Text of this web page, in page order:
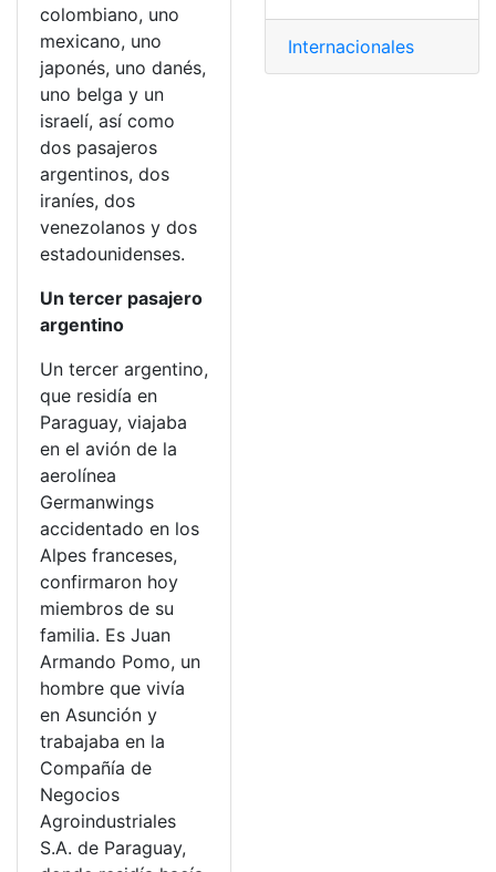
colombiano, uno
mexicano, uno
japonés, uno danés,
uno belga y un
israelí, así como
dos pasajeros
argentinos, dos
iraníes, dos
venezolanos y dos
estadounidenses.
Un tercer pasajero
argentino
Un tercer argentino,
que residía en
Paraguay, viajaba
en el avión de la
aerolínea
Germanwings
accidentado en los
Alpes franceses,
confirmaron hoy
miembros de su
familia. Es Juan
Armando Pomo, un
hombre que vivía
en Asunción y
trabajaba en la
Compañía de
Negocios
Agroindustriales
S.A. de Paraguay,
Internacionales